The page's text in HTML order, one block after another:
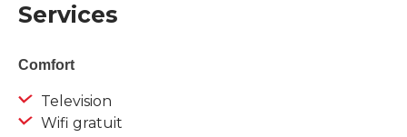
Services
Comfort
Television
Wifi gratuit